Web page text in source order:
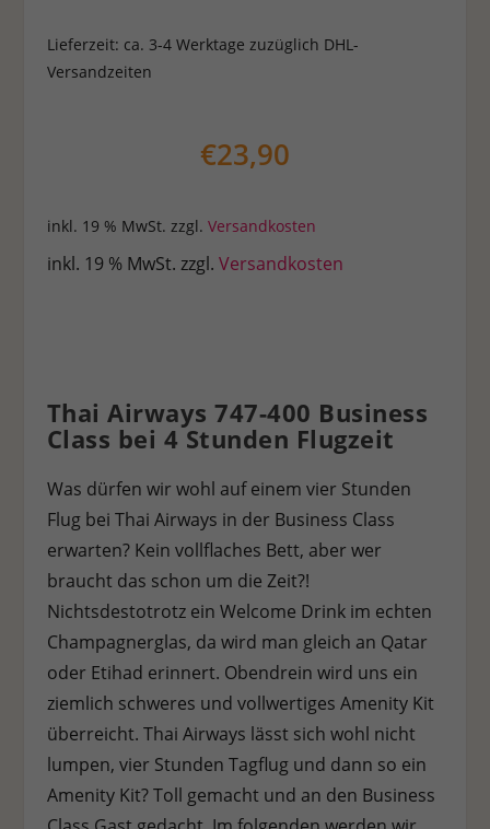
Lieferzeit: ca. 3-4 Werktage zuzüglich DHL-
Versandzeiten
€23,90
inkl. 19 % MwSt. zzgl. Versandkosten
inkl. 19 % MwSt. zzgl. Versandkosten
Thai Airways 747-400 Business
Class bei 4 Stunden Flugzeit
Was dürfen wir wohl auf einem vier Stunden
Flug bei Thai Airways in der Business Class
erwarten? Kein vollflaches Bett, aber wer
braucht das schon um die Zeit?!
Nichtsdestotrotz ein Welcome Drink im echten
Champagnerglas, da wird man gleich an Qatar
oder Etihad erinnert. Obendrein wird uns ein
ziemlich schweres und vollwertiges Amenity Kit
überreicht. Thai Airways lässt sich wohl nicht
lumpen, vier Stunden Tagflug und dann so ein
Amenity Kit? Toll gemacht und an den Business